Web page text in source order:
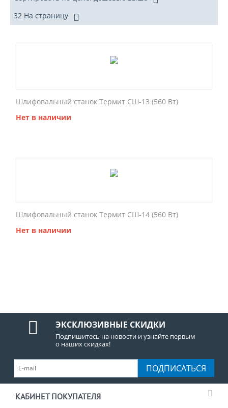
32 На страницу
Шлифовальный станок Термит СШ-13 (560 Вт)
Нет в наличии
Шлифовальный станок Термит СШ-14 (560 Вт)
Нет в наличии
ЭКСКЛЮЗИВНЫЕ СКИДКИ
Подпишитесь на новости и узнайте первым
о наших скидках!
ПОДПИСАТЬСЯ
КАБИНЕТ ПОКУПАТЕЛЯ